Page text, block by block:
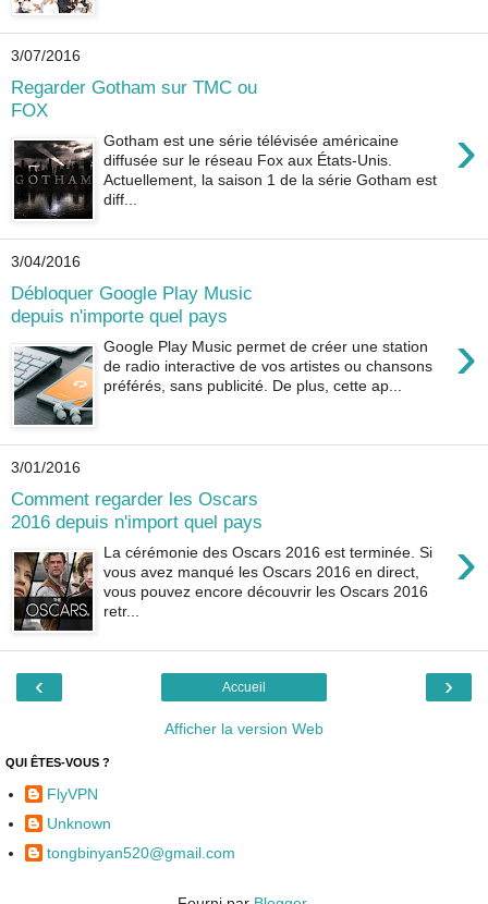
3/07/2016
Regarder Gotham sur TMC ou
FOX
›
Gotham est une série télévisée américaine
diffusée sur le réseau Fox aux États-Unis.
Actuellement, la saison 1 de la série Gotham est
diff...
3/04/2016
Débloquer Google Play Music
depuis n'importe quel pays
›
Google Play Music permet de créer une station
de radio interactive de vos artistes ou chansons
préférés, sans publicité. De plus, cette ap...
3/01/2016
Comment regarder les Oscars
2016 depuis n'import quel pays
›
La cérémonie des Oscars 2016 est terminée. Si
vous avez manqué les Oscars 2016 en direct,
vous pouvez encore découvrir les Oscars 2016
retr...
‹ ›
Accueil
Afficher la version Web
QUI ÊTES-VOUS ?
FlyVPN
Unknown
tongbinyan520@gmail.com